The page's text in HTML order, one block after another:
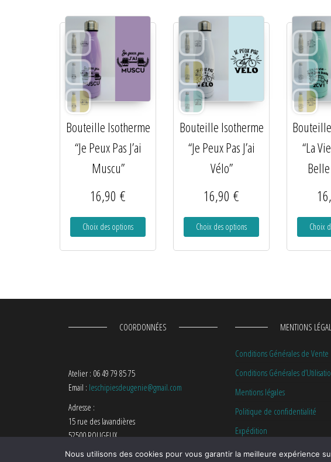
Bouteille Isotherme
“Je Peux Pas J’ai
Muscu”
16,90€
Choix des options
Bouteille Isotherme
“Je Peux Pas J’ai
Vélo”
16,90€
Choix des options
“La
Choix
COORDONNÉES
Atelier : 06 49 79 85 75
Email : leschipiesdeugenie@gmail.com
Adresse :
15 rue des lavandières
52500 ROUGEUX
MENTIONS
Conditions Générales de Vente
Conditions Générales
Mentions légales
Politique de confidentialité
Expédition
Nous utilisons des cookies pour vous garantir la meilleure expérience